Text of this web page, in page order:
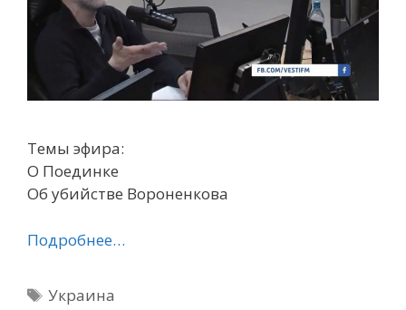
Темы эфира:
О Поединке
Об убийстве Вороненкова
Подробнее…
Метки
Украина